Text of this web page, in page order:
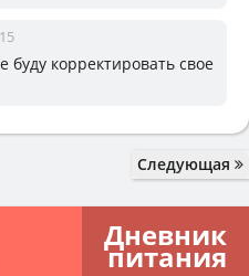
буду корректировать свое
Следующая
Дневник
питания